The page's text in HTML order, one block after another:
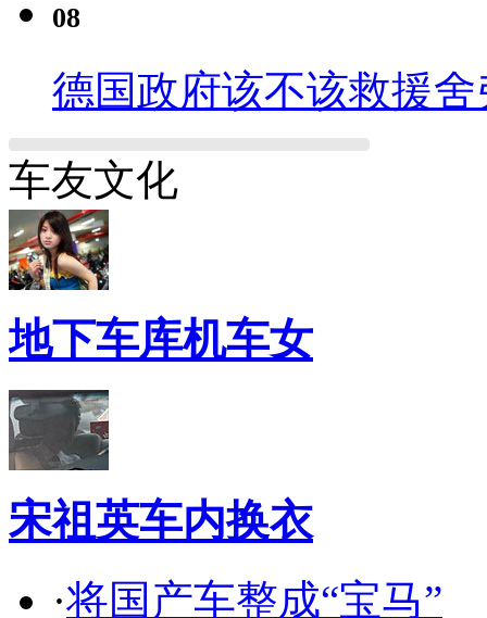
08
德国政府该不该救援舍
车友文化
地下车库机车女
宋祖英车内换衣
·将国产车整成“宝马”